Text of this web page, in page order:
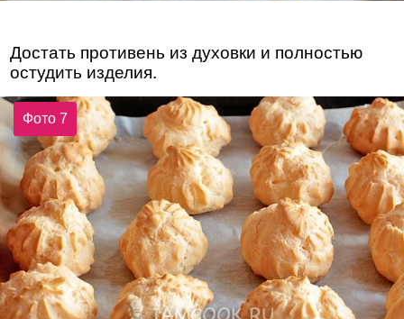
Достать противень из духовки и полностью
остудить изделия.
Фото 7